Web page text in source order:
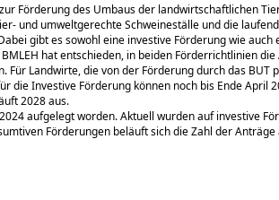
Förderung des Umbaus der landwirtschaftlichen
und umweltgerechte Schweineställe und die
gibt es sowohl eine investive Förderung wie auch
hat entschieden, in beiden Förderrichtlinien
Für Landwirte, die von der Förderung durch das BUT
die Investive Förderung können noch bis Ende April
2028 aus.
aufgelegt worden. Aktuell wurden auf investive
Förderungen beläuft sich die Zahl der Anträge